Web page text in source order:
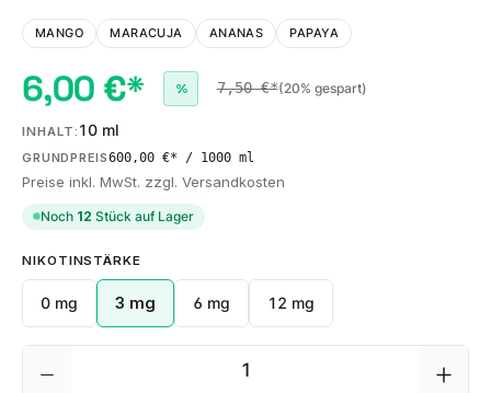
MANGO MARACUJA ANANAS PAPAYA
6,00 €* % 7,50 €*(20% gespart)
INHALT: 10 ml
GRUNDPREIS600,00 €* / 1000 ml
Preise inkl. MwSt. zzgl. Versandkosten
Noch 12 Stück auf Lager
NIKOTINSTÄRKE
0 mg 3 mg 6 mg 12 mg
Produkt Anzahl: Gib den